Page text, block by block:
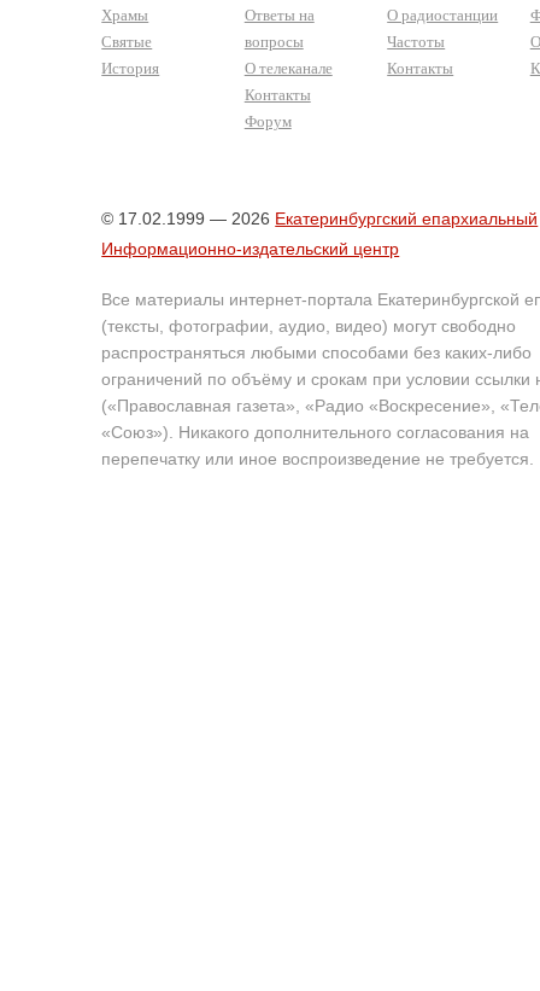
Храмы
Святые
История
Ответы на
вопросы
О телеканале
Контакты
Форум
О радиостанции
Частоты
Контакты
© 17.02.1999 — 2026 Екатеринбургский епархиальный
Информационно-издательский центр
Все материалы интернет-портала Екатеринбургской
(тексты, фотографии, аудио, видео) могут свободно
распространяться любыми способами без каких-либо
ограничений по объёму и срокам при условии ссылки
(«Православная газета», «Радио «Воскресение»,
«Союз»). Никакого дополнительного согласования на
перепечатку или иное воспроизведение не требуется.